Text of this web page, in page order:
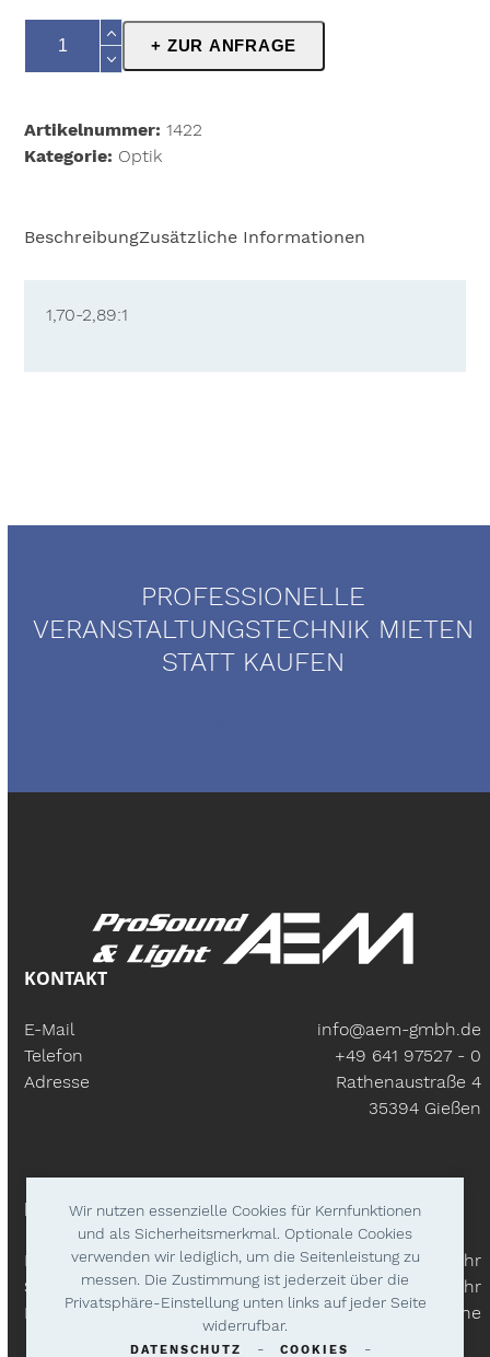
Wir nutzen essenzielle Cookies für Kernfunktionen
und als Sicherheitsmerkmal. Optionale Cookies
verwenden wir lediglich, um die Seitenleistung zu
messen. Die Zustimmung ist jederzeit über die
Privatsphäre-Einstellung unten links auf jeder Seite
widerrufbar.
DATENSCHUTZ - COOKIES -
LNS-
2,89:1
Menge
+ ZUR ANFRAGE
Artikelnummer:1422
Kategorie: Optik
BeschreibungZusätzliche Informationen
1,70-2,89:1
PROFESSIONELLE
VERANSTALTUNGSTECHNIK MIETEN
STATT KAUFEN
KONTAKT
E-Mail
info@aem-gmbh.de
Telefon
+49 641 97527 - 0
Adresse
Rathenaustraße 4
35394 Gießen
BÜROZEITEN
Mo – Fr:
9.30 Uhr - 18.00 Uhr
Samstags
9.30 Uhr - 14.00 Uhr
Lieferzeiten
Nach Absprache